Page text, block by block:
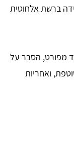
ברשת אלחוטית
מפורט, הסבר על
ואחריות